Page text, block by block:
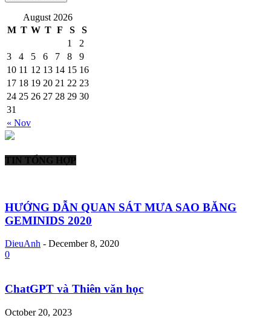
August 2026
M T W T F S S
« Nov
1
2
3
4 5 6 7 8
9
10 11 12 13 14 15 16
17 18 19 20 21 22 23
24 25 26 27 28 29 30
31
TIN TỔNG HỢP
HƯỚNG DẪN QUAN SÁT MƯA SAO BĂNG
GEMINIDS 2020
DieuAnh - December 8, 2020
0
ChatGPT và Thiên văn học
October 20, 2023